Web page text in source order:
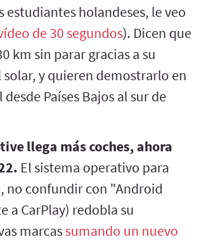
estudiantes holandeses, le veo
de 30 segundos). Dicen que
km sin parar gracias a su
solar, y quieren demostrarlo en
Países Bajos al sur de
llega más coches, ahora
El sistema operativo para
no confundir con "Android
a CarPlay) redobla su
marcassumando un nuevo